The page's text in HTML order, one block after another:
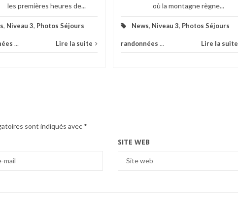
les premières heures de...
, Niveau 3, Photos Séjours
... Lire la suite
où la montagne règne...
News, Niveau 3, Photos Séjours
randonnées ... Lire la suite
sont indiqués avec *
SITE WEB